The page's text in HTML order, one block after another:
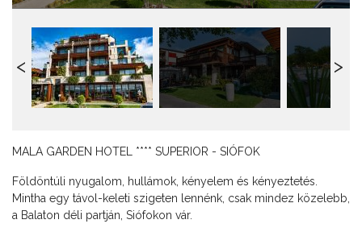
MALA GARDEN HOTEL **** SUPERIOR - SIÓFOK
Földöntúli nyugalom, hullámok, kényelem és kényeztetés.
Mintha egy távol-keleti szigeten lennénk, csak mindez közelebb,
a Balaton déli partján, Siófokon vár.